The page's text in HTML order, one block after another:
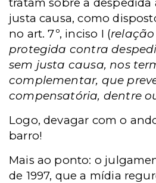
justa causa, como
no art. 7º, inciso I (
protegida contra
sem justa causa, nos
complementar, que
compensatória, dentre
Logo, devagar com o
barro!
Mais ao ponto: o
de 1997, que a mídia